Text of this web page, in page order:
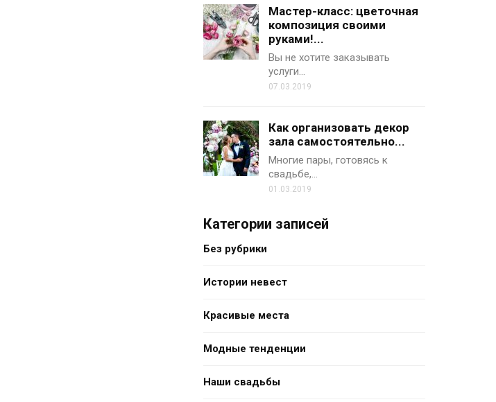
Мастер-класс: цветочная
композиция своими
руками!...
Вы не хотите заказывать
услуги…
07.03.2019
Как организовать декор
зала самостоятельно...
Многие пары, готовясь к
свадьбе,…
01.03.2019
Категории записей
Без рубрики
Истории невест
Красивые места
Модные тенденции
Наши свадьбы